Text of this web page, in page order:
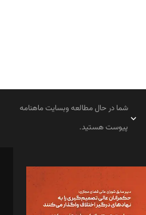
شما در حال مطالعه وبسایت ماهنامه
پیوست هستید.